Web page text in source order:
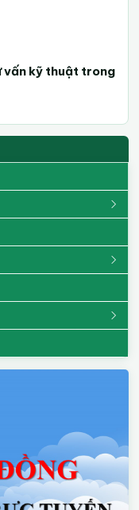
vấn kỹ thuật trong